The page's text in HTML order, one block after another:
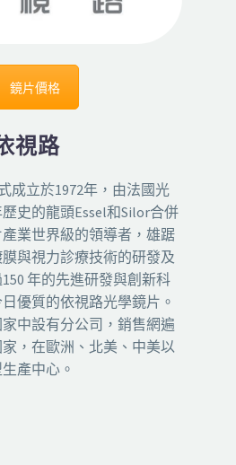
鏡片價格
視路
成立於1972年，由法國光
史的龍頭Essel和Silor合併
業世界級的領導者，雄踞
與視力診療技術的研發及
年的先進研發與創新科
優質的依視路光學鏡片。
中設有分公司，銷售網遍
，在歐洲、北美、中美以
產中心。